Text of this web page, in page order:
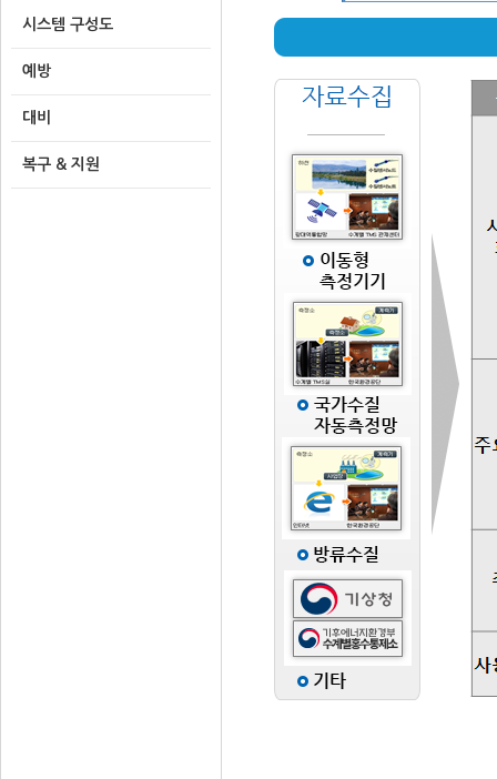
시스템 구성도
예방
대비
복구 & 지원